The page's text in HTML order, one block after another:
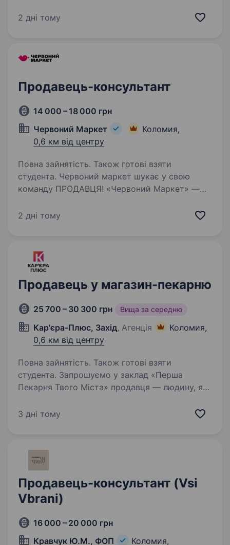
— це місце приємного спілкування, смачного
2 дні тому
Продавець-консультант
14 000 – 18 000 грн
Червоний Маркет
Коломия,
0,6 км від центру
Повна зайнятість. Також готові взяти
студента. Червоний маркет шукає у свою
команду ПРОДАВЦЯ! «Червоний Маркет» —
і команда, де цінують простоту, чесність і
2 дні тому
Продавець у магазин-пекарню
25 700 – 30 300 грн Вища за середню
Кар'єра-Плюс, Захід, Агенція
Коломия,
0,6 км від центру
Повна зайнятість. Також готові взяти
студента. Запрошуємо у заклад «Перша
Пекарня Твого Міста» продавця — людину, яка
допомагатиме їм обирати смаколики.
3 дні тому
Продавець-консультант (Vsi
Vbrani)
16 000 – 20 000 грн
Кравчук Ю.М., ФОП
Коломия,